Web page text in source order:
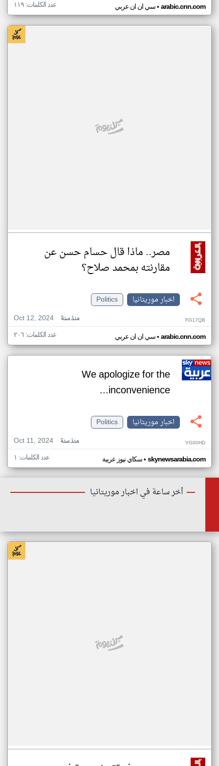
سي ان ان عربي• arabic.cnn.com عدد الكلمات: ١١٩
مصر.. ماذا قال حسام حسن عن
مقارنته بمحمد صلاح؟
اخبار موريتانيا
Politics
Oct 12, 2024
منذ سنة FG17QB
سي ان ان عربي• arabic.cnn.com عدد الكلمات: ٢٠٦
We apologize for the
inconvenience...
اخبار موريتانيا
Politics
Oct 11, 2024
منذ سنة VG00HD
سكاي نيوز عربية• skynewsarabia.com عدد الكلمات: ١
أخر ساعة في اخبار موريتانيا